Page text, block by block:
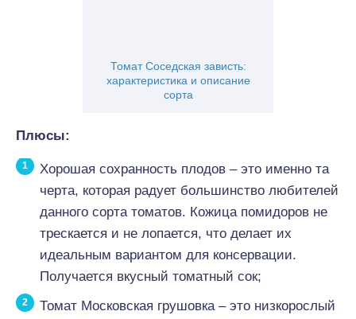
Томат Соседская зависть:
характеристика и описание
сорта
Плюсы:
Хорошая сохранность плодов – это именно та
черта, которая радует большинство любителей
данного сорта томатов. Кожица помидоров не
трескается и не лопается, что делает их
идеальным вариантом для консервации.
Получается вкусный томатный сок;
Томат Московская грушовка – это низкорослый